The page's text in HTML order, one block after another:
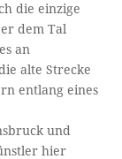
die einzige
dem Tal
an
alte Strecke
entlang eines
und
hier